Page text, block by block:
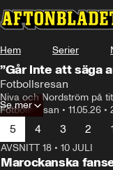
Hem Serier
”Går inte att säga
Fotbollsresan
Niva och Nordström på
Fotbollsresan • 11.05.26 •
Se mer
5 4 3 2
AVSNITT 18 • 10 JULI
Marockanska